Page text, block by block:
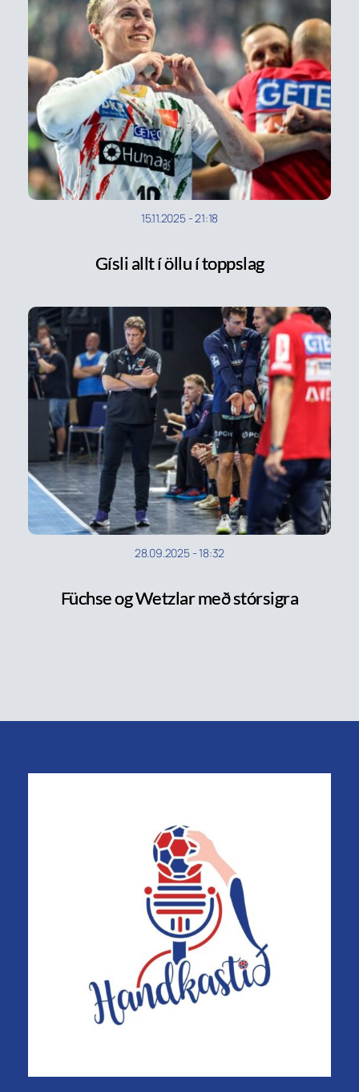
15.11.2025-21:18
Gísli allt í öllu í toppslag
28.09.2025-18:32
Füchse og Wetzlar með stórsigra